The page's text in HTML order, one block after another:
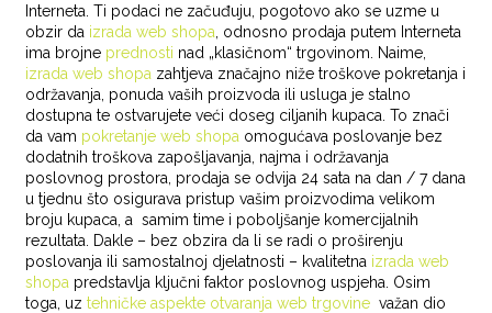
Interneta. Ti podaci ne začuđuju, pogotovo ako se uzme u
obzir da izrada web shopa , odnosno prodaja putem Interneta
ima brojne prednosti nad „klasičnom“ trgovinom. Naime,
izrada web shopa zahtjeva značajno niže troškove pokretanja i
održavanja, ponuda vaših proizvoda ili usluga je stalno
dostupna te ostvarujete veći doseg ciljanih kupaca. To znači
da vam pokretanje web shopa omogućava poslovanje bez
dodatnih troškova zapošljavanja, najma i održavanja
poslovnog prostora, prodaja se odvija 24 sata na dan / 7 dana
u tjednu što osigurava pristup vašim proizvodima velikom
broju kupaca, a samim time i poboljšanje komercijalnih
rezultata. Dakle – bez obzira da li se radi o proširenju
poslovanja ili samostalnoj djelatnosti – kvalitetna izrada web
shopa predstavlja ključni faktor poslovnog uspjeha. Osim
toga, uztehničke aspekte otvaranja web trgovine važan dio